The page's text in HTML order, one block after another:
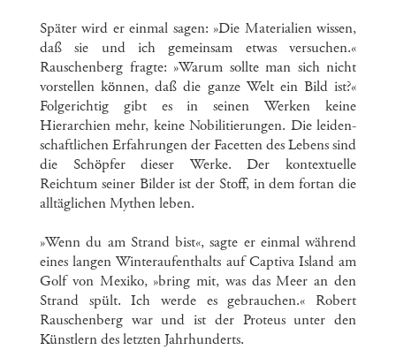
Später wird er einmal sagen: »Die Materialien wissen,
daß sie und ich gemeinsam etwas versuchen.«
Rauschenberg fragte: »Warum sollte man sich nicht
vorstellen können, daß die ganze Welt ein Bild ist?«
Folgerichtig gibt es in seinen Werken keine
Hierarchien mehr, keine Nobilitierungen. Die leiden-
schaftlichen Erfahrungen der Facetten des Lebens sind
die Schöpfer dieser Werke. Der kontextuelle
Reichtum seiner Bilder ist der Stoff, in dem fortan die
alltäglichen Mythen leben.
»Wenn du am Strand bist«, sagte er einmal während
eines langen Winteraufenthalts auf Captiva Island am
Golf von Mexiko, »bring mit, was das Meer an den
Strand spült. Ich werde es gebrauchen.« Robert
Rauschenberg war und ist der Proteus unter den
Künstlern des letzten Jahrhunderts.